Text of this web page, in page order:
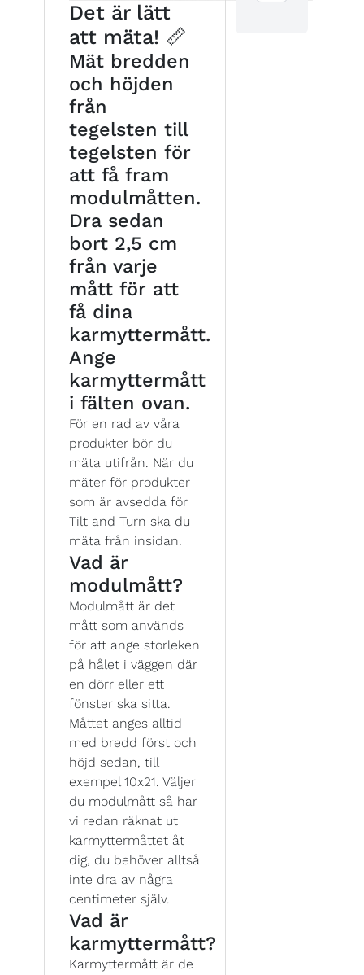
Det är lätt
att mäta! 📏
Mät bredden
och höjden
från
tegelsten till
tegelsten för
att få fram
modulmåtten.
Dra sedan
bort 2,5 cm
från varje
mått för att
få dina
karmyttermått.
Ange
karmyttermått
i fälten ovan.
För en rad av våra
produkter bör du
mäta utifrån. När du
mäter för produkter
som är avsedda för
Tilt and Turn ska du
mäta från insidan.
Vad är
modulmått?
Modulmått är det
mått som används
för att ange storleken
på hålet i väggen där
en dörr eller ett
fönster ska sitta.
Måttet anges alltid
med bredd först och
höjd sedan, till
exempel 10x21. Väljer
du modulmått så har
vi redan räknat ut
karmyttermåttet åt
dig, du behöver alltså
inte dra av några
centimeter själv.
Vad är
karmyttermått?
Karmyttermått är de